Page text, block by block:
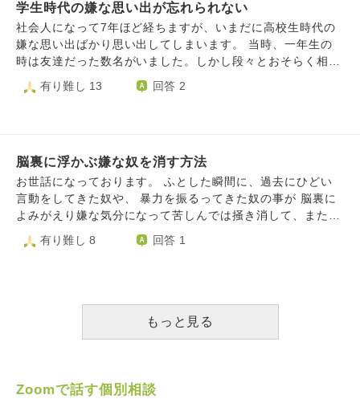
護施設に飛ばされて、施設ではいじめられ職員も見て見ぬふ
り、施設から通う小学校でもいじめられ、中学に上がっても
ひどくなり、 「〇〇～！！きめーんだよ！反応しろよ！」
とかずっと毎日クラス全員に言われてます。クラスLINEで
います。私って嫌われ体質なんですかね。 この事実と過去
学生時代の嫌な思い出が忘れられない
社会人になって7年ほど経ちますが、いまだに高校生時代の
嫌な思い出ばかり思い出してしまいます。 当時、一年生の
時は友達だった数名がいました。しかし段々とおそらく相手
にとって私は気が合わない存在になったようで、そのうち私
以外で遊びに行くようになり、SNSでそれを悪びれることな
女たちに見下されていたようです。いつも雑にイジられて小
馬鹿にされていました。 卒業間近になるころには「友達で
いたい」という気持ちと「ひどいことをする人なのだから不
幸になってほしい」という気持ちの２つが同居するようにな
らいですから、忘れて今の人間関係の構築をすればいいので
どに思い出してしまいます。 このような忘れたいのに忘れ
られない記憶とはどう向き合えばいいでしょうか。
有り難し 13 回答 2
脳裏に浮かぶ嫌な奴を消す方法
お世話になっております。 ふとした瞬間に、過去にひどい
言動をしてきた奴や、 暴力を振るってきた奴の事が 脳裏に
よみがえり嫌な気分になって苦しんでは掻き消して、また浮
かんでくる、 といったことがどうしても繰り返されます。
内容は学生時代、自分が同級生から一方的に暴力を受けた
て、奴らの顔、言葉、 一連の流れが終わるまで消えてくれ
言った悔しさと当時の無力感があるのだと思います。できる
事ならば、報復して過去ごと消し去りたいと考えるのです
有り難し 8 回答 1
もっと見る
Zoomで話す個別相談